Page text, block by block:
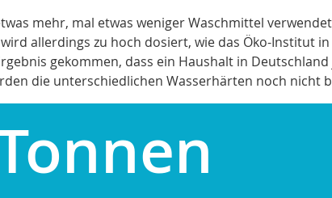
mehr, mal etwas weniger Waschmittel
allerdings zu hoch dosiert, wie das Öko-Institut
gekommen, dass ein Haushalt in
die unterschiedlichen Wasserhärten noch nicht